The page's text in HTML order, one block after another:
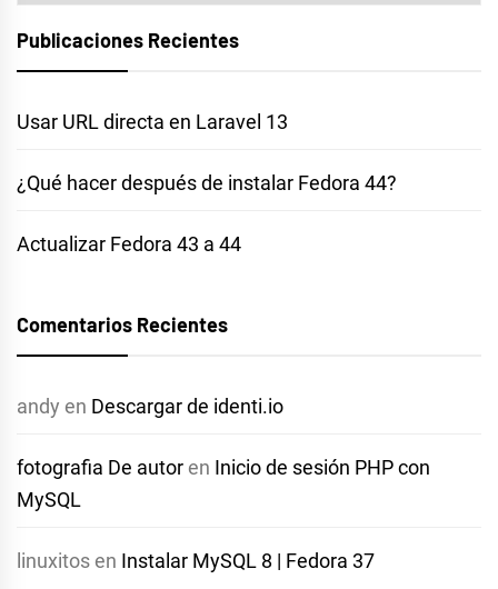
Publicaciones Recientes
Usar URL directa en Laravel 13
¿Qué hacer después de instalar Fedora 44?
Actualizar Fedora 43 a 44
Comentarios Recientes
andy en Descargar de identi.io
fotografia De autor en Inicio de sesión PHP con
MySQL
linuxitos en Instalar MySQL 8 | Fedora 37